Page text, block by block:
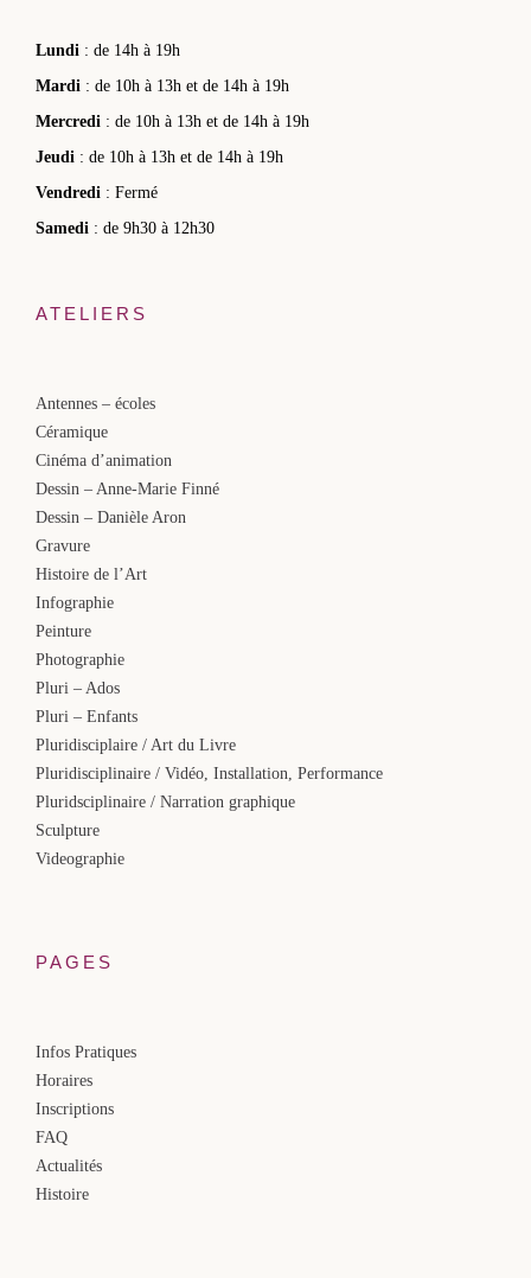
Lundi : de 14h à 19h
Mardi : de 10h à 13h et de 14h à 19h
Mercredi : de 10h à 13h et de 14h à 19h
Jeudi : de 10h à 13h et de 14h à 19h
Vendredi : Fermé
Samedi : de 9h30 à 12h30
ATELIERS
Antennes – écoles
Céramique
Cinéma d’animation
Dessin – Anne-Marie Finné
Dessin – Danièle Aron
Gravure
Histoire de l’Art
Infographie
Peinture
Photographie
Pluri – Ados
Pluri – Enfants
Pluridisciplaire / Art du Livre
Pluridisciplinaire / Vidéo, Installation, Performance
Pluridsciplinaire / Narration graphique
Sculpture
Videographie
PAGES
Infos Pratiques
Horaires
Inscriptions
FAQ
Actualités
Histoire